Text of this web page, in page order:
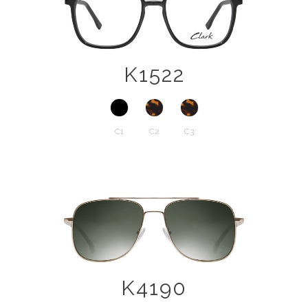
K1522
C1 C2 C3
K4190